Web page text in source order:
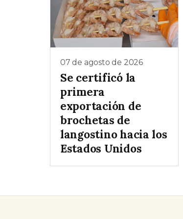
07 de agosto de 2026
Se certificó la
primera
exportación de
brochetas de
langostino hacia los
Estados Unidos